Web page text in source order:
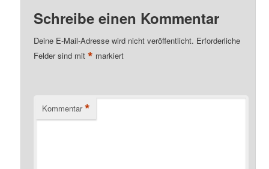
Schreibe einen Kommentar
Deine E-Mail-Adresse wird nicht veröffentlicht. Erforderliche
Felder sind mit* markiert
Kommentar *